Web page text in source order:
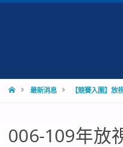
HOME最新消息 【競賽入圍】放
006-109年放